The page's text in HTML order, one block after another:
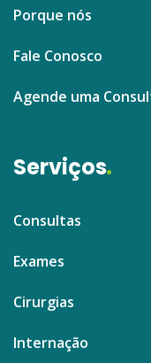
Porque nós
Fale Conosco
Agende uma
Serviços
Consultas
Exames
Cirurgias
Internação